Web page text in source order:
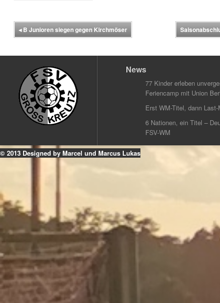
◂B Junioren siegen gegen Kirchmöser
News
77 Kinder erleben
Feriencamp mit Union
Erst WM-Titel, dann
6 Nationen, ein Titel –
FSV-WM
© 2013 Designed by Marcel und Marcus Lukas